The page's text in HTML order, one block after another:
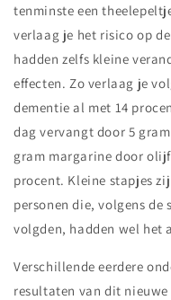
tenminste een
verlaag je het risico op
hadden zelfs kleine
effecten. Zo verlaag je
dementie al met 14
dag vervangt door 5
gram margarine door
procent. Kleine stapjes
personen die, volgens
volgden, hadden wel het
Verschillende eerdere
resultaten van dit nieuwe